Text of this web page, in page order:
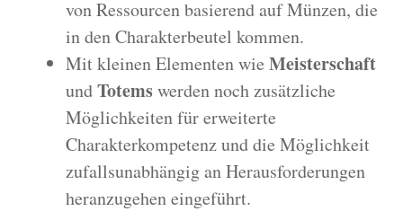
von Ressourcen basierend auf Münzen, die
in den Charakterbeutel kommen.
Mit kleinen Elementen wie Meisterschaft
undTotemswerden noch zusätzliche
Möglichkeiten für erweiterte
Charakterkompetenz und die Möglichkeit
zufallsunabhängig an Herausforderungen
heranzugehen eingeführt.